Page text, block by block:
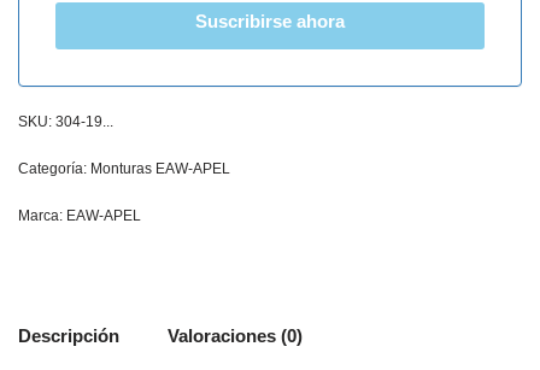
Suscribirse ahora
SKU: 304-19...
Categoría: Monturas EAW-APEL
Marca: EAW-APEL
Descripción Valoraciones (0)